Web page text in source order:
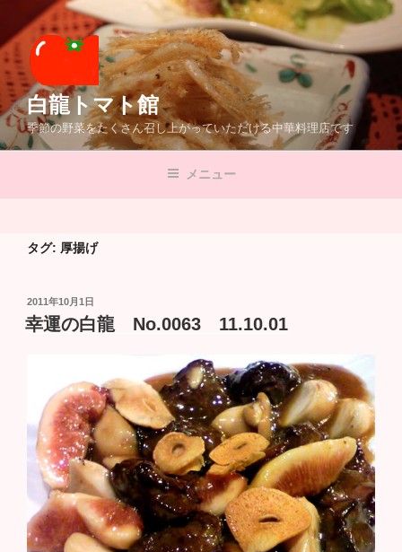
テ
ン
ツ
へ
ス
白龍トマト館
季節の野菜をたくさん召し上がっていただける中華料理店です
メニュー
タグ: 厚揚げ
投
稿
日:
2011年10月1日
幸運の白龍 No.0063 11.10.01